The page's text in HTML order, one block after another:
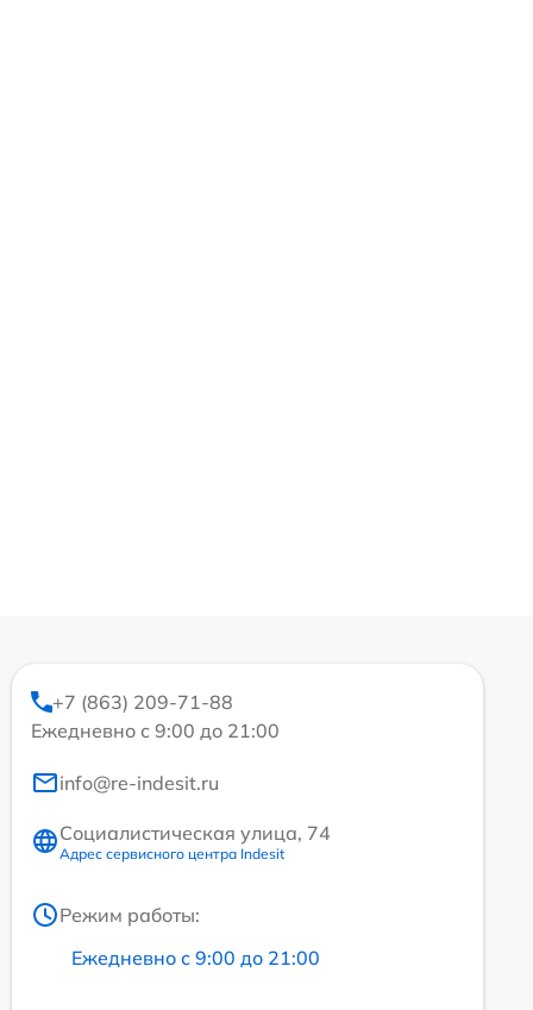
+7 (863) 209-71-88
Ежедневно с 9:00 до 21:00
info@re-indesit.ru
Социалистическая улица, 74
Адрес сервисного центра Indesit
Режим работы:
Ежедневно с 9:00 до 21:00